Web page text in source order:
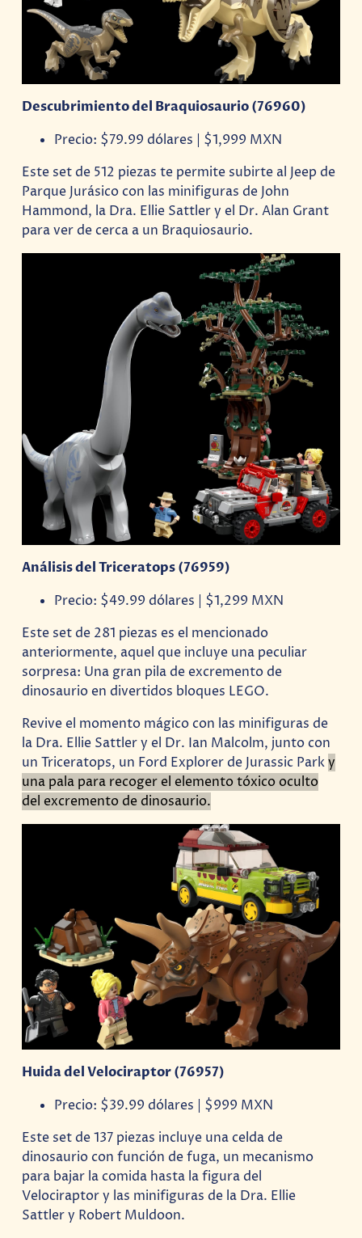
Descubrimiento del Braquiosaurio (76960)
Precio: $79.99 dólares | $1,999 MXN
Este set de 512 piezas te permite subirte al Jeep de
Parque Jurásico con las minifiguras de John
Hammond, la Dra. Ellie Sattler y el Dr. Alan Grant
para ver de cerca a un Braquiosaurio.
Análisis del Triceratops (76959)
Precio: $49.99 dólares | $1,299 MXN
Este set de 281 piezas es el mencionado
anteriormente, aquel que incluye una peculiar
sorpresa: Una gran pila de excremento de
dinosaurio en divertidos bloques LEGO.
Revive el momento mágico con las minifiguras de
la Dra. Ellie Sattler y el Dr. Ian Malcolm, junto con
un Triceratops, un Ford Explorer de Jurassic Parky
una pala para recoger el elemento tóxico oculto
del excremento de dinosaurio.
Huida del Velociraptor (76957)
Precio: $39.99 dólares | $999 MXN
Este set de 137 piezas incluye una celda de
dinosaurio con función de fuga, un mecanismo
para bajar la comida hasta la figura del
Velociraptor y las minifiguras de la Dra. Ellie
Sattler y Robert Muldoon.